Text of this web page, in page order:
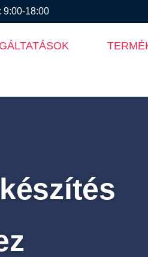
9:00-18:00